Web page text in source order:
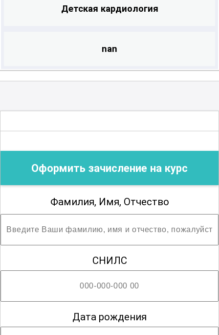
Детская кардиология
nan
Оформить зачисление на курс
Фамилия, Имя, Отчество
СНИЛС
Дата рождения